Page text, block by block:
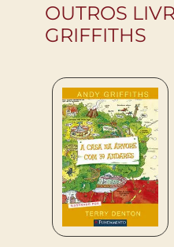
OUTROS
GRIFFITHS